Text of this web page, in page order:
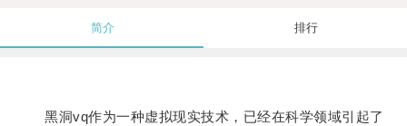
简介 排行
黑洞vq作为一种虚拟现实技术，已经在科学领域引起了